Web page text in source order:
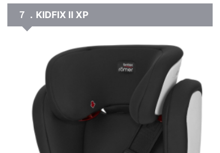
７．KIDFIX Ⅱ XP